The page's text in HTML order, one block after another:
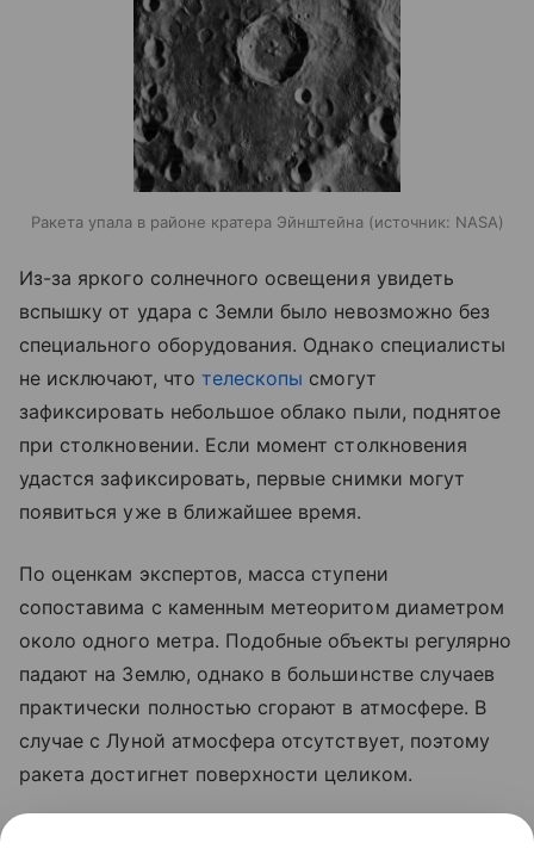
Ракета упала в районе кратера Эйнштейна источник: NASA
Из-за яркого солнечного освещения увидеть
вспышку от удара с Земли было невозможно без
специального оборудования. Однако специалисты
не исключают, что телескопы смогут
зафиксировать небольшое облако пыли, поднятое
при столкновении. Если момент столкновения
удастся зафиксировать, первые снимки могут
появиться уже в ближайшее время.
По оценкам экспертов, масса ступени
сопоставима с каменным метеоритом диаметром
около одного метра. Подобные объекты регулярно
падают на Землю, однако в большинстве случаев
практически полностью сгорают в атмосфере. В
случае с Луной атмосфера отсутствует, поэтому
ракета достигнет поверхности целиком.